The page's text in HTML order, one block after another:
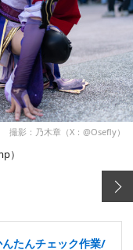
撮影：乃木章（X：@Osefly）
）
たんチェック作業/